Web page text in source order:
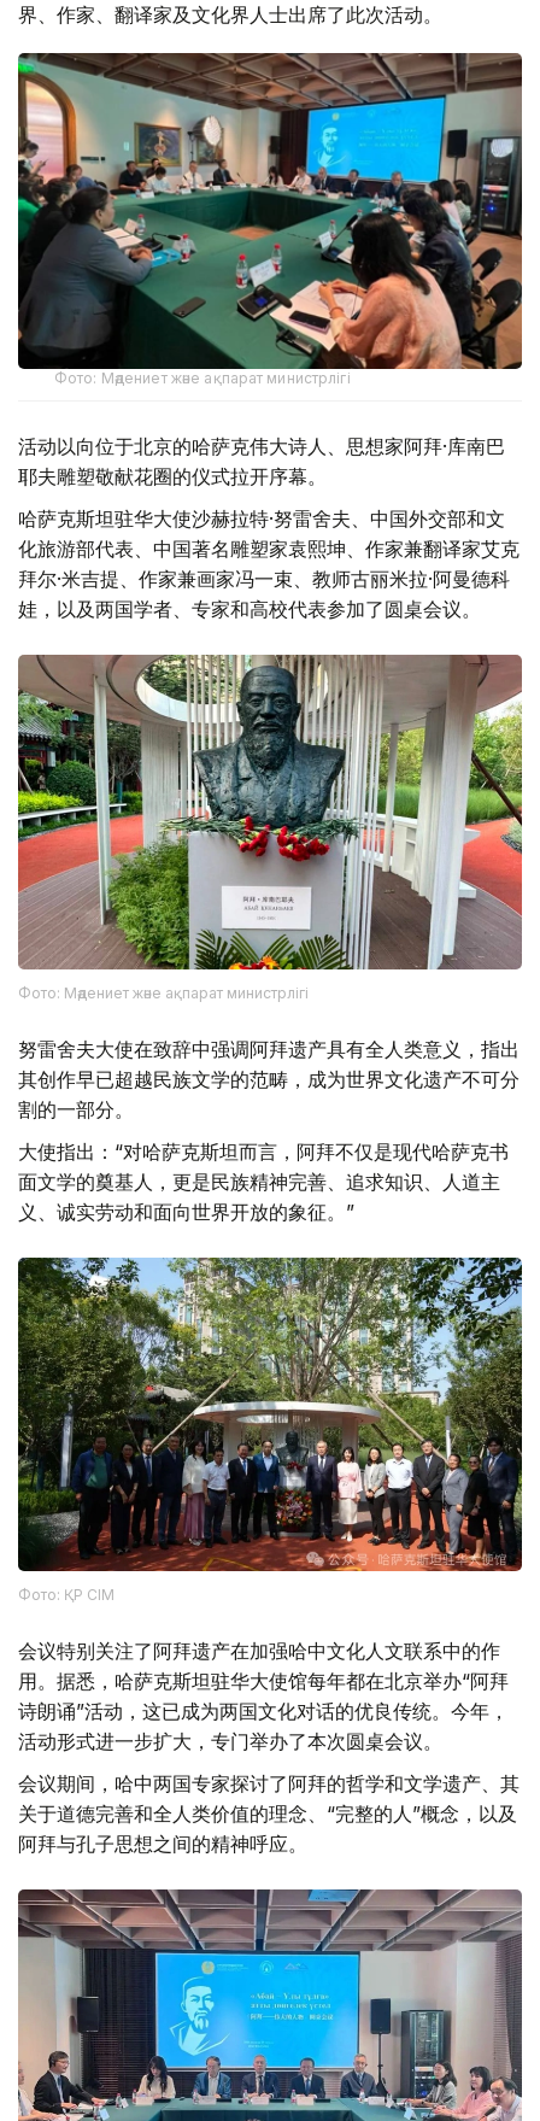
界、作家、翻译家及文化界人士出席了此次活动。
Фото: Мәдениет және ақпарат министрлігі
活动以向位于北京的哈萨克伟大诗人、思想家阿拜·库南巴
耶夫雕塑敬献花圈的仪式拉开序幕。
哈萨克斯坦驻华大使沙赫拉特·努雷舍夫、中国外交部和文
化旅游部代表、中国著名雕塑家袁熙坤、作家兼翻译家艾克
拜尔·米吉提、作家兼画家冯一束、教师古丽米拉·阿曼德科
娃，以及两国学者、专家和高校代表参加了圆桌会议。
Фото: Мәдениет және ақпарат министрлігі
努雷舍夫大使在致辞中强调阿拜遗产具有全人类意义，指出
其创作早已超越民族文学的范畴，成为世界文化遗产不可分
割的一部分。
大使指出：“对哈萨克斯坦而言，阿拜不仅是现代哈萨克书
面文学的奠基人，更是民族精神完善、追求知识、人道主
义、诚实劳动和面向世界开放的象征。”
Фото: ҚР СІМ
会议特别关注了阿拜遗产在加强哈中文化人文联系中的作
用。据悉，哈萨克斯坦驻华大使馆每年都在北京举办“阿拜
诗朗诵”活动，这已成为两国文化对话的优良传统。今年，
活动形式进一步扩大，专门举办了本次圆桌会议。
会议期间，哈中两国专家探讨了阿拜的哲学和文学遗产、其
关于道德完善和全人类价值的理念、“完整的人”概念，以及
阿拜与孔子思想之间的精神呼应。